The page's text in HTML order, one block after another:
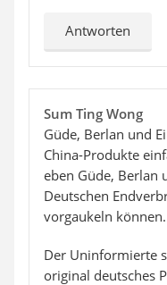
Antworten
Sum Ting Wong
Güde, Berlan und
China-Produkte
eben Güde, Berlan
Deutschen
vorgaukeln können.
Der Uninformierte
original deutsches